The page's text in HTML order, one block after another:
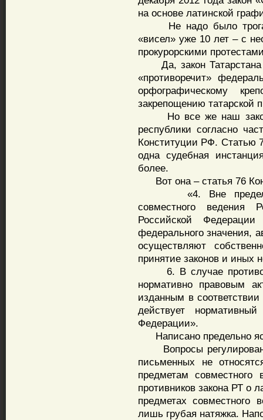
на основе латинской
Не надо было
«висел» уже 10 лет – с
прокурорскими
Да, закон Татарстана
«противоречит»
орфографическому
закрепощению татарской
Но все же наш закон
республики согласно
Конституции РФ. Статью
одна судебная
более.
Вот она – статья 76
«4. Вне пределов
совместного ведения
Российской
федерального значения,
осуществляют
принятие законов и иных
6. В случае
нормативно правовым
изданным в
действует
Федерации».
Написано предельно
Вопросы
письменных не
предметам
противников закона РТ о
предметах совместного
лишь грубая натяжка.